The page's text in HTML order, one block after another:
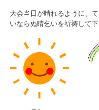
大会当日が晴れるように、
いならぬ晴乞いを祈祷して